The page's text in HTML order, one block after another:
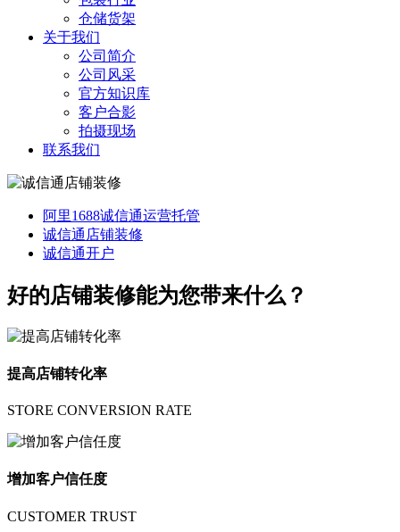
仓储货架
关于我们
公司简介
公司风采
官方知识库
客户合影
拍摄现场
联系我们
阿里1688诚信通运营托管
诚信通店铺装修
诚信通开户
好的店铺装修能为您带来什么？
提高店铺转化率
STORE CONVERSION RATE
增加客户信任度
CUSTOMER TRUST